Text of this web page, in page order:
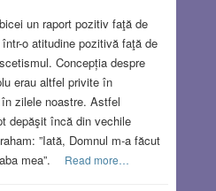
un raport pozitiv faţă de
o atitudine pozitivă faţă de
Concepția despre
erau altfel privite în
zilele noastre. Astfel
depăşit încă din vechile
”Iată, Domnul m-a făcut
mea”.
Read more…